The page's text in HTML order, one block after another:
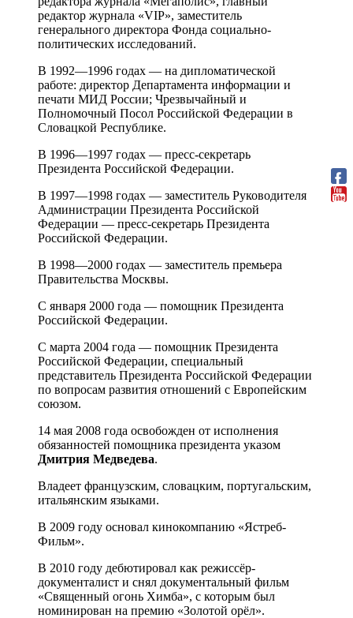
редактор журнала «VIP», заместитель
генерального директора Фонда социально-
политических исследований.
В 1992—1996 годах — на дипломатической
работе: директор Департамента информации и
печати МИД России; Чрезвычайный и
Полномочный Посол Российской Федерации в
Словацкой Республике.
В 1996—1997 годах — пресс-секретарь
Президента Российской Федерации.
В 1997—1998 годах — заместитель Руководителя
Администрации Президента Российской
Федерации — пресс-секретарь Президента
Российской Федерации.
В 1998—2000 годах — заместитель премьера
Правительства Москвы.
С января 2000 года — помощник Президента
Российской Федерации.
С марта 2004 года — помощник Президента
Российской Федерации, специальный
представитель Президента Российской Федерации
по вопросам развития отношений с Европейским
союзом.
14 мая 2008 года освобожден от исполнения
обязанностей помощника президента указом
Дмитрия Медведева.
Владеет французским, словацким, португальским,
итальянским языками.
В 2009 году основал кинокомпанию «Ястреб-
Фильм».
В 2010 году дебютировал как режиссёр-
документалист и снял документальный фильм
«Священный огонь Химба», с которым был
номинирован на премию «Золотой орёл».